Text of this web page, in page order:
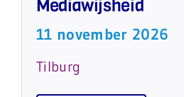
Mediawijsheid
11 november 2026
Tilburg